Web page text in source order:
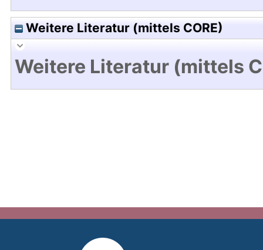
Weitere Literatur (mittels CORE)
Weitere Literatur (mittels